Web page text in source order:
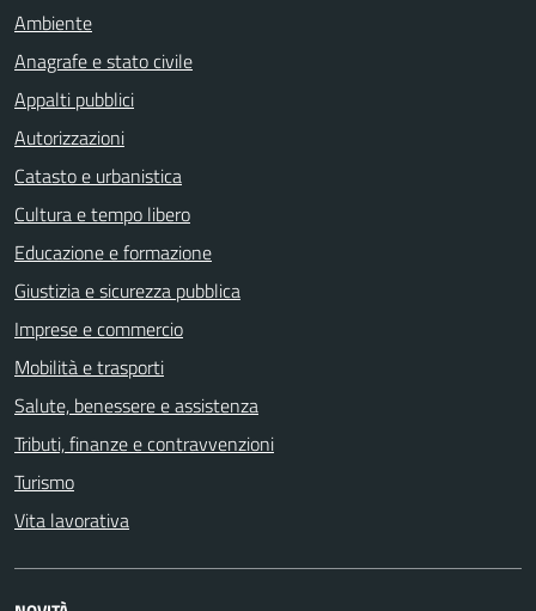
Ambiente
Anagrafe e stato civile
Appalti pubblici
Autorizzazioni
Catasto e urbanistica
Cultura e tempo libero
Educazione e formazione
Giustizia e sicurezza pubblica
Imprese e commercio
Mobilità e trasporti
Salute, benessere e assistenza
Tributi, finanze e contravvenzioni
Turismo
Vita lavorativa